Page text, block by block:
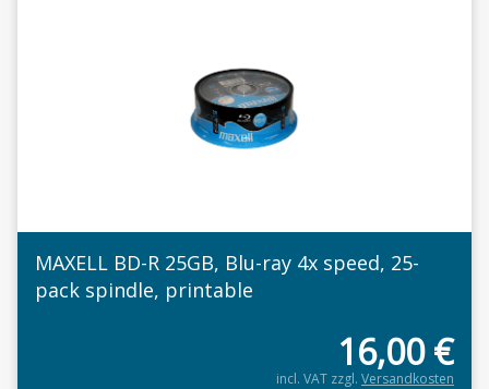
MAXELL BD-R 25GB, Blu-ray 4x speed, 25-
pack spindle, printable
16,00€
incl. VAT zzgl. Versandkosten